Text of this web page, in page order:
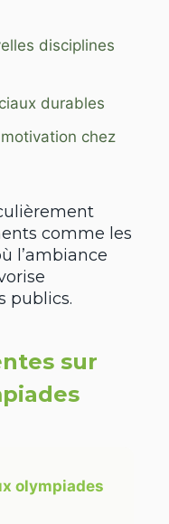
disciplines
durables
chez
comme les
l’ambiance
publics.
sur
olympiades